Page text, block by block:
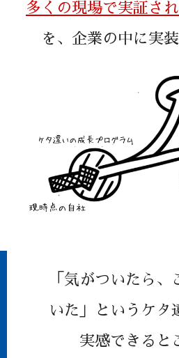
多くの現場で実証さ
を、 企業の中に実
「気がついたら、
いた」という ケタ
実感できると